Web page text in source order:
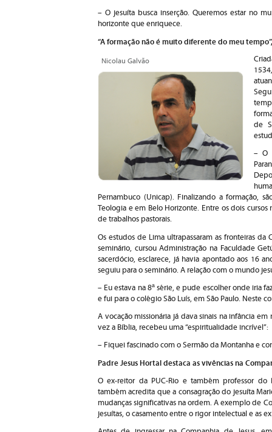
– O jesuíta busca inserção. Queremos estar no
horizonte que enriquece.
“A formação não é muito diferente do meu
Nicolau Galvão
de
– O
Pernambuco (Unicap). Finalizando a formação,
Teologia e em Belo Horizonte. Entre os dois
de trabalhos pastorais.
Os estudos de Lima ultrapassaram as fronteiras
seminário, cursou Administração na Faculdade
sacerdócio, esclarece, já havia apontado aos 16
seguiu para o seminário. A relação com o mundo
– Eu estava na 8ª série, e pude escolher onde iria
e fui para o colégio São Luís, em São Paulo. Neste
A vocação missionária já dava sinais na infância
vez a Bíblia, recebeu uma “espiritualidade incrível”:
– Fiquei fascinado com o Sermão da Montanha e
Padre Jesus Hortal destaca as vivências na
O ex-reitor da PUC-Rio e também professor do
também acredita que a consagração do jesuíta
mudanças significativas na ordem. A exemplo de
jesuítas, o casamento entre o rigor intelectual e as